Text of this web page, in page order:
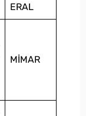
ERAL
MİMAR